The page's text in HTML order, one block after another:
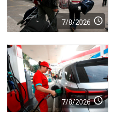
7/8/2026 access_time
7/8/2026 access_time